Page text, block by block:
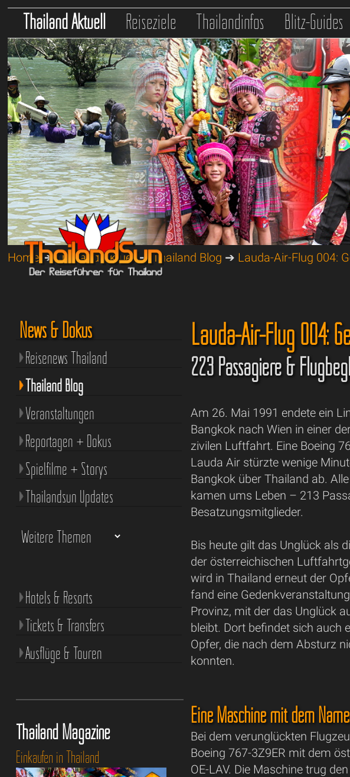
Thailand Aktuell Reiseziele Thailandinfos Blitz-Guides
Home➔Thailand Aktuell➔Thailand Blog ➔ Lauda-Air-Flug 004:
Lauda-Air-Flug 004:
223 Passagiere &
Am 26. Mai 1991 endete ein
Bangkok nach Wien in einer
zivilen Luftfahrt. Eine Boeing
Lauda Air stürzte wenige
Bangkok über Thailand ab.
kamen ums Leben – 213
Besatzungsmitglieder.
Bis heute gilt das Unglück als
der österreichischen
wird in Thailand erneut der
fand eine
Provinz, mit der das Unglück
bleibt. Dort befindet sich auch
Opfer, die nach dem Absturz
konnten.
Eine Maschine mit dem
Bei dem verunglückten
Boeing 767-3Z9ER mit dem
OE-LAV. Die Maschine trug
News & Dokus
Reisenews Thailand
Thailand Blog
Veranstaltungen
Reportagen + Dokus
Spielfilme + Storys
Thailandsun Updates
Hotels & Resorts
Tickets & Transfers
Ausflüge & Touren
Thailand Magazine
Einkaufen in Thailand